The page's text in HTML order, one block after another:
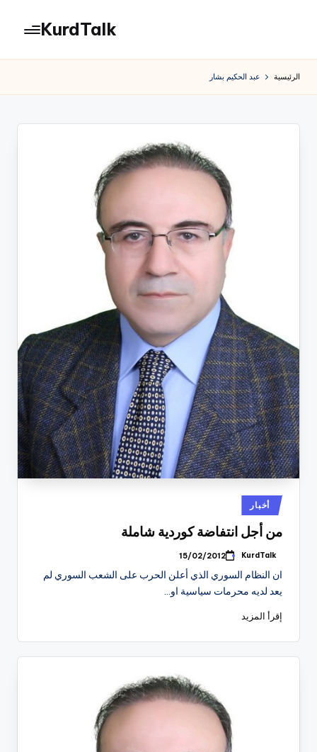
المحتوى
KurdTalk
الرئيسية عبد الحكيم بشار
نُشر
في
أخبار
من أجل انتفاضة كوردية شاملة
تمّ
بواسطة
KurdTalk
15/02/2012
ان النظام السوري الذي أعلن الحرب على الشعب السوري لم
يعد لديه محرمات سياسية او…
إقرأ المزيد